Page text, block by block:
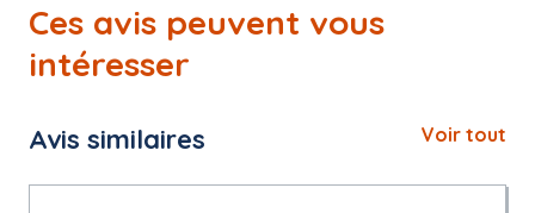
Ces avis peuvent vous
intéresser
Avis similaires Voir tout